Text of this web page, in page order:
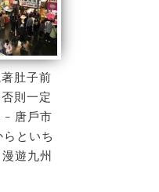
肚子前
則一定
- 唐戶市
といち
遊九州